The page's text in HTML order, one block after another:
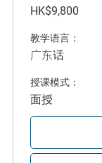
HK$9,800
教学语言：
广东话
授课模式：
面授